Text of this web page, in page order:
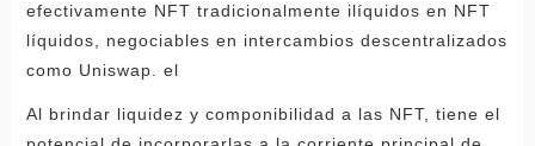
efectivamente NFT tradicionalmente ilíquidos en NFT
líquidos, negociables en intercambios descentralizados
como Uniswap. el
Al brindar liquidez y componibilidad a las NFT, tiene el